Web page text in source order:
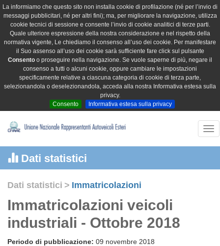
La informiamo che questo sito non installa cookie di profilazione (né per l’invio di
messaggi pubblicitari, né per altri fini); ma, per migliorare la navigazione, utilizza
cookie tecnici di sessione e consente l’invio di cookie analitici di terze parti.
Quale ulteriore espressione della nostra considerazione e nel rispetto della
normativa vigente, Le chiediamo il consenso all’uso dei cookie. Per manifestare
il Suo assenso all’uso dei cookie sarà sufficiente fare click sul pulsante
Consento o proseguire nella navigazione. Se vuole saperne di più, negare il
consenso a tutti o alcuni cookie, oppure cambiare le impostazioni
specificamente relative a ciascuna categoria di cookie di terza parte,
selezionandola o deselezionandola, acceda alla nostra Informativa estesa sulla
privacy.
Consento
Informativa estesa sulla privacy
Dati statistici
Dati statistici > Immatricolazioni
Immatricolazioni veicoli
industriali - Ottobre 2018
Periodo di pubblicazione: 09 novembre 2018